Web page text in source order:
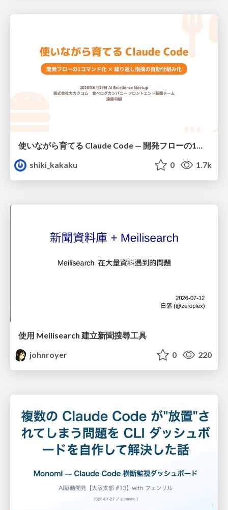
使いながら育てる Claude Code — 開発フローの1コマンド化 × 繰り返し指摘の自動仕組み化
shiki_kakaku
0 1.7k
使用 Meilisearch 建立新聞搜尋工具
johnroyer
0 220